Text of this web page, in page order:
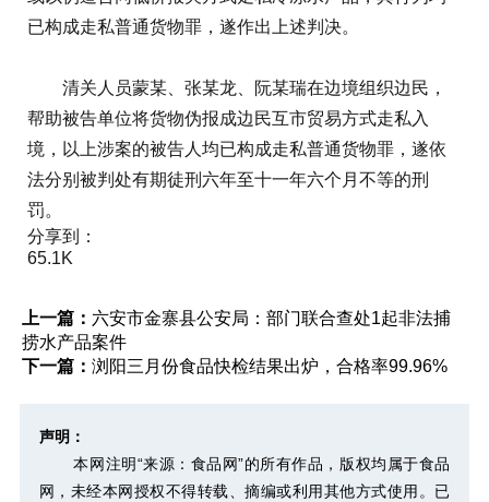
已构成走私普通货物罪，遂作出上述判决。
清关人员蒙某、张某龙、阮某瑞在边境组织边民，
帮助被告单位将货物伪报成边民互市贸易方式走私入
境，以上涉案的被告人均已构成走私普通货物罪，遂依
法分别被判处有期徒刑六年至十一年六个月不等的刑
罚。
分享到：
65.1K
上一篇： 六安市金寨县公安局：部门联合查处1起非法捕
捞水产品案件
下一篇： 浏阳三月份食品快检结果出炉，合格率99.96%
声明：
本网注明“来源：食品网”的所有作品，版权均属于食品
网，未经本网授权不得转载、摘编或利用其他方式使用。已